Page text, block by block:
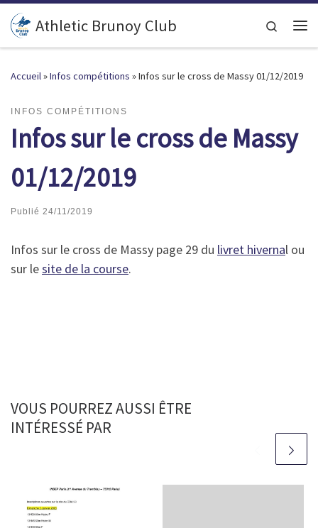
Passer au contenu
Athletic Brunoy Club Search
Accueil»Infos compétitions »Infos sur le cross de Massy 01/12/2019
INFOS COMPÉTITIONS
Infos sur le cross de Massy
01/12/2019
Publié 24/11/2019
Infos sur le cross de Massy page 29 du livret hivernal ou
sur lesite de la course.
VOUS POURREZ AUSSI ÊTRE
INTÉRESSÉ PAR